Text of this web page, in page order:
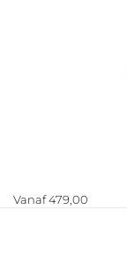
Vanaf 479,00